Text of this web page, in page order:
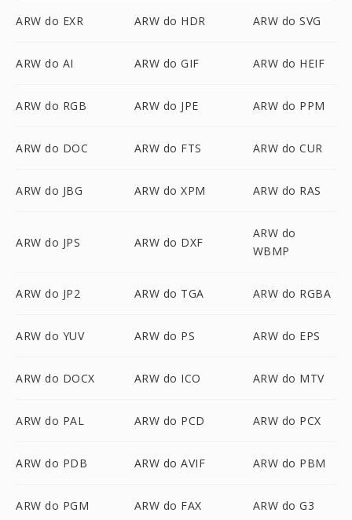
ARW do EXR ARW do HDR ARW do SVG
ARW do AI ARW do GIF ARW do HEIF
ARW do RGB ARW do JPE ARW do PPM
ARW do DOC ARW do FTS ARW do CUR
ARW do JBG ARW do XPM ARW do RAS
ARW do JPS ARW do DXF
ARW do
WBMP
ARW do JP2 ARW do TGA ARW do RGBA
ARW do YUV ARW do PS ARW do EPS
ARW do DOCX ARW do ICO ARW do MTV
ARW do PAL ARW do PCD ARW do PCX
ARW do PDB ARW do AVIF ARW do PBM
ARW do PGM ARW do FAX ARW do G3